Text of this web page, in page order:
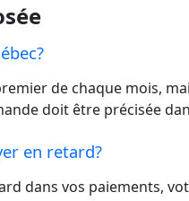
de chaque mois,
doit être précisée
en retard?
dans vos paiements,